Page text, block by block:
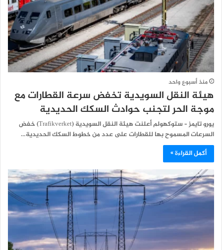
منذ أسبوع واحد
هيئة النقل السويدية تخفض سرعة القطارات مع
موجة الحر لتجنب حوادث السكك الحديدية
يورو تايمز – ستوكهولم أعلنت هيئة النقل السويدية (Trafikverket) خفض
السرعات المسموح بها للقطارات على عدد من خطوط السكك الحديدية…
أكمل القراءة »